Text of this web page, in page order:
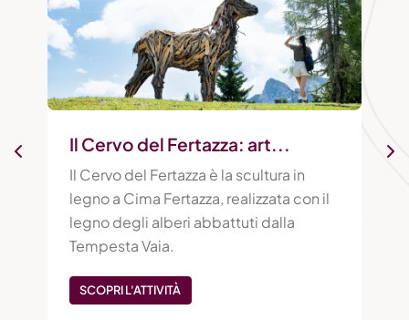
Il Cervo del Fertazza: art...
Il Cervo del Fertazza è la scultura in
legno a Cima Fertazza, realizzata con il
legno degli alberi abbattuti dalla
Tempesta Vaia.
SCOPRI L'ATTIVITÀ